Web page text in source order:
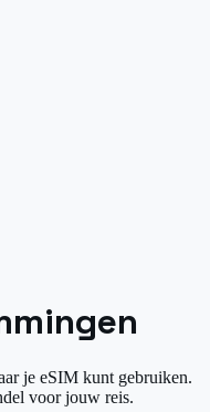
je eSIM kunt gebruiken.
voor jouw reis.